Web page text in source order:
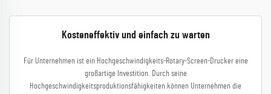
Kosteneffektiv und einfach zu warten
Für Unternehmen ist ein Hochgeschwindigkeits-Rotary-Screen-Drucker eine
großartige Investition. Durch seine
Hochgeschwindigkeitsproduktionsfähigkeiten können Unternehmen die